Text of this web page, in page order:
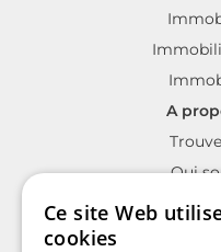
A
Qui
La
Ce site Web
cookies